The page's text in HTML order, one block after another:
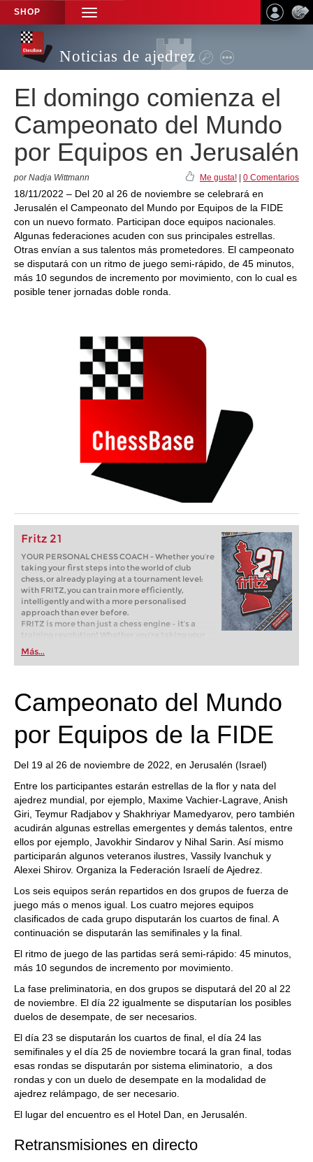
SHOP
TOGGLE
NAVIGATION
Noticias de ajedrez
El domingo comienza el
Campeonato del Mundo
por Equipos en Jerusalén
por Nadja Wittmann Me gusta! 0 Comentarios
18/11/2022 – Del 20 al 26 de noviembre se celebrará en
Jerusalén el Campeonato del Mundo por Equipos de la FIDE
con un nuevo formato. Participan doce equipos nacionales.
Algunas federaciones acuden con sus principales estrellas.
Otras envían a sus talentos más prometedores. El campeonato
se disputará con un ritmo de juego semi-rápido, de 45 minutos,
más 10 segundos de incremento por movimiento, con lo cual es
posible tener jornadas doble ronda.
Fritz 21
YOUR PERSONAL CHESS COACH - Whether you’re
taking your first steps into the world of club
chess, or already playing at a tournament level:
with FRITZ, you can train more efficiently,
intelligently and with a more personalised
approach than ever before.
FRITZ is more than just a chess engine – it’s a
training revolution! Whether you’re taking your
first steps into the world of club chess, or already
playing at a tournament level: with FRITZ, you can
train more efficiently, intelligently and with a
Más...
Campeonato del Mundo
por Equipos de la FIDE
Del 19 al 26 de noviembre de 2022, en Jerusalén (Israel)
Entre los participantes estarán estrellas de la flor y nata del
ajedrez mundial, por ejemplo, Maxime Vachier-Lagrave, Anish
Giri, Teymur Radjabov y Shakhriyar Mamedyarov, pero también
acudirán algunas estrellas emergentes y demás talentos, entre
ellos por ejemplo, Javokhir Sindarov y Nihal Sarin. Así mismo
participarán algunos veteranos ilustres, Vassily Ivanchuk y
Alexei Shirov. Organiza la Federación Israelí de Ajedrez.
Los seis equipos serán repartidos en dos grupos de fuerza de
juego más o menos igual. Los cuatro mejores equipos
clasificados de cada grupo disputarán los cuartos de final. A
continuación se disputarán las semifinales y la final.
El ritmo de juego de las partidas será semi-rápido: 45 minutos,
más 10 segundos de incremento por movimiento.
La fase preliminatoria, en dos grupos se disputará del 20 al 22
de noviembre. El día 22 igualmente se disputarían los posibles
duelos de desempate, de ser necesarios.
El día 23 se disputarán los cuartos de final, el día 24 las
semifinales y el día 25 de noviembre tocará la gran final, todas
esas rondas se disputarán por sistema eliminatorio, a dos
rondas y con un duelo de desempate en la modalidad de
ajedrez relámpago, de ser necesario.
El lugar del encuentro es el Hotel Dan, en Jerusalén.
Retransmisiones en directo